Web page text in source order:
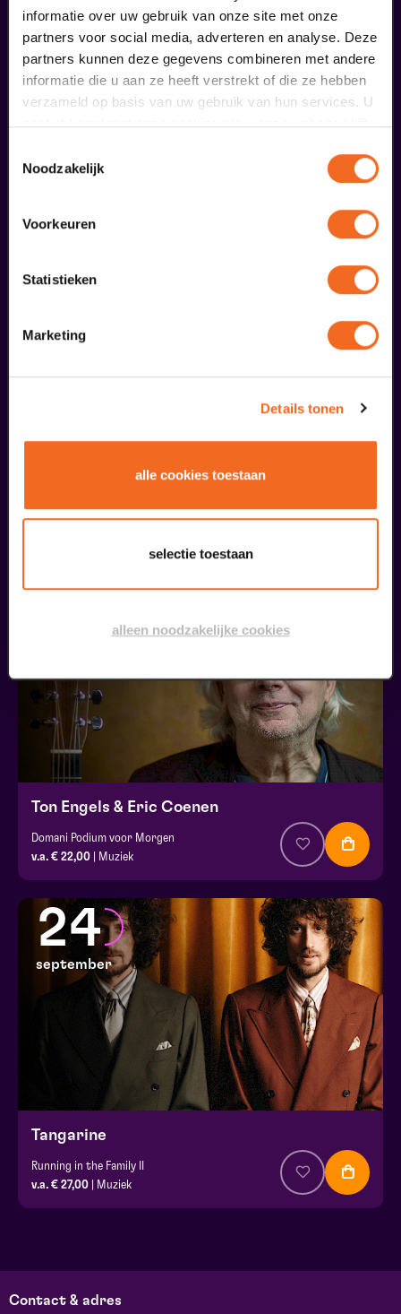
informatie over uw gebruik van onze site met onze
partners voor social media, adverteren en analyse. Deze
partners kunnen deze gegevens combineren met andere
informatie die u aan ze heeft verstrekt of die ze hebben
verzameld op basis van uw gebruik van hun services. U
gaat akkoord met onze cookies als u onze website blijft
Noodzakelijk
Voorkeuren
Statistieken
Marketing
Details tonen
alle cookies toestaan
selectie toestaan
alleen noodzakelijke cookies
Begin bij SIN
€ 39,50
liefhebbers bestelden ook...
09
Coming On Strong
Onze Earring
20
september
Ton Engels & Eric Coenen
Domani Podium voor Morgen
v.a. € 22,00 | Muziek
24
september
Tangarine
Running in the Family II
v.a. € 27,00 | Muziek
Contact & adres